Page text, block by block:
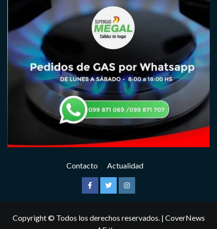
Contacto Actualidad
FacebookTwitterInstagram
Copyright © Todos los derechos reservados. | CoverNews